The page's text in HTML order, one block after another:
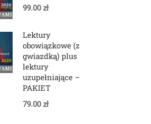
99.00 zł
Lektury
obowiązkowe (z
gwiazdką) plus
lektury
uzupełniające –
PAKIET
79.00 zł